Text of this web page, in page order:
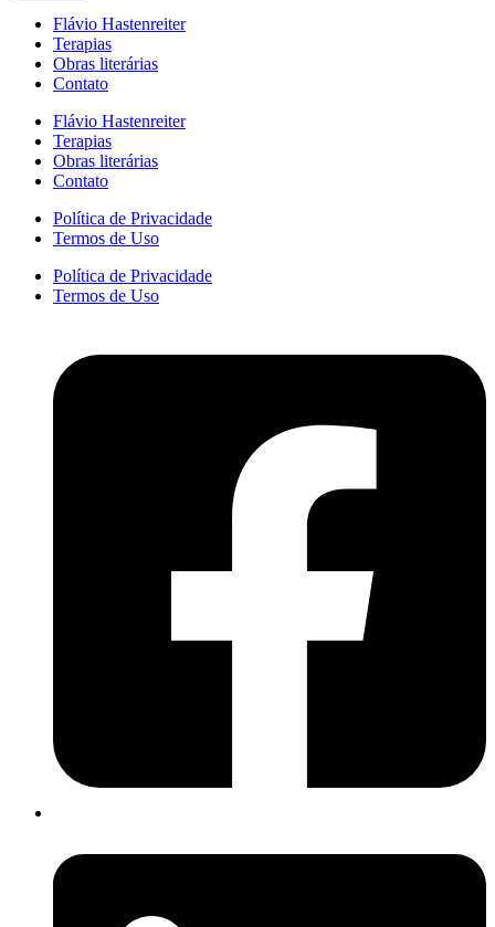
Flávio Hastenreiter
Terapias
Obras literárias
Contato
Flávio Hastenreiter
Terapias
Obras literárias
Contato
Política de Privacidade
Termos de Uso
Política de Privacidade
Termos de Uso